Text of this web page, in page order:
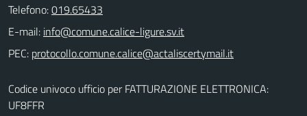
Telefono:019.65433
E-mail:
PEC:
Codice univoco ufficio per FATTURAZIONE ELETTRONICA:
UF8FFR